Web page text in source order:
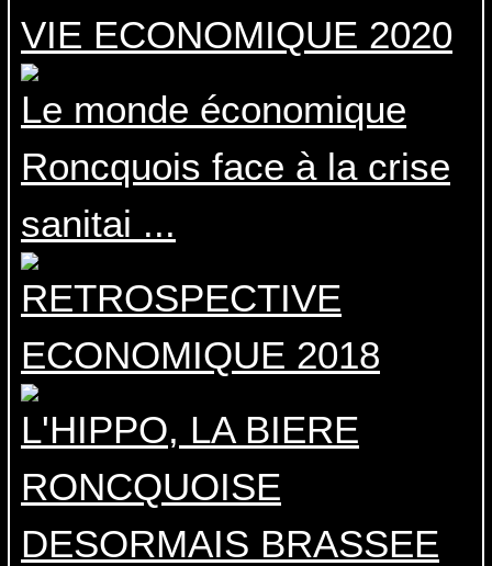
VIE ECONOMIQUE 2020
Le monde économique
Roncquois face à la crise
sanitai ...
RETROSPECTIVE
ECONOMIQUE 2018
L'HIPPO, LA BIERE
RONCQUOISE
DESORMAIS BRASSEE